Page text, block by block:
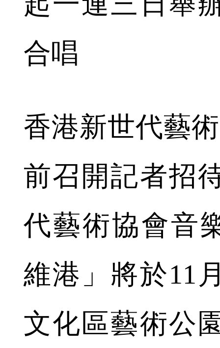
合唱
香港新世代藝
前召開記者招
代藝術協會音
維港」將於11
文化區藝術公